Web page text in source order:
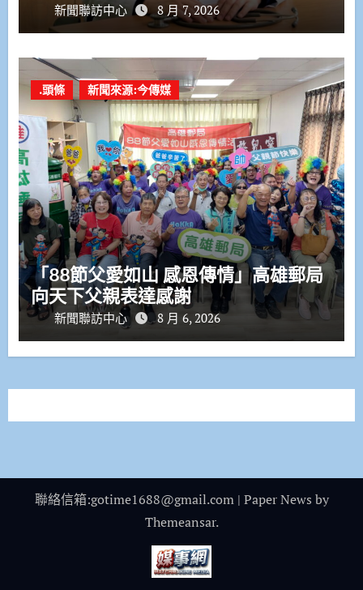
新聞聯訪中心 8 月 7, 2026
.頭條 新聞來源:今傳媒
「88節父愛如山 感恩傳情」高雄郵局
向天下父親表達感謝
新聞聯訪中心 8 月 6, 2026
聯絡信箱:gotime1688@gmail.com | Paper News by
Themeansar.